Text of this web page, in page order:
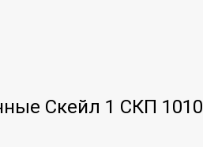
Скейл 1 СКП